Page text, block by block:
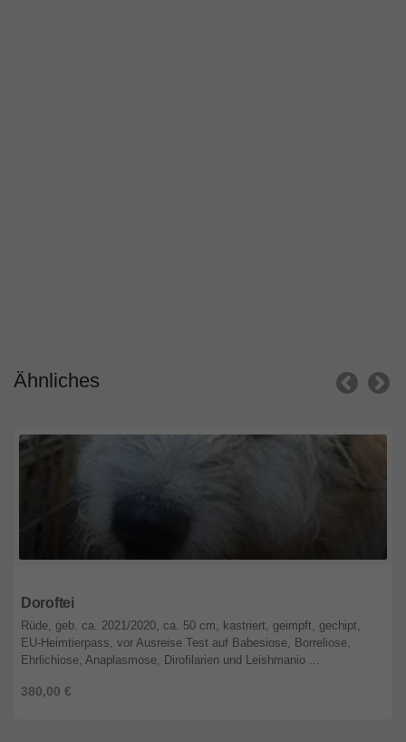
Ähnliches
Doroftei
380,00 €
Rüde, geb. ca. 2021/2020, ca. 50 cm, kastriert, geimpft, gechipt,
EU-Heimtierpass, vor Ausreise Test auf Babesiose, Borreliose,
Ehrlichiose, Anaplasmose, Dirofilarien und Leishmanio ...